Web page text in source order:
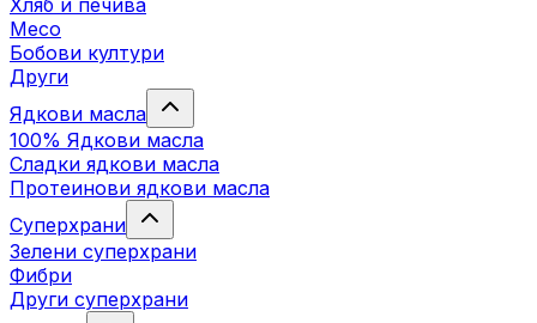
Хляб и печива
Месо
Бобови култури
Други
Ядкови масла
100% Ядкови масла
Сладки ядкови масла
Протеинови ядкови масла
Суперхрани
Зелени суперхрани
Фибри
Други суперхрани